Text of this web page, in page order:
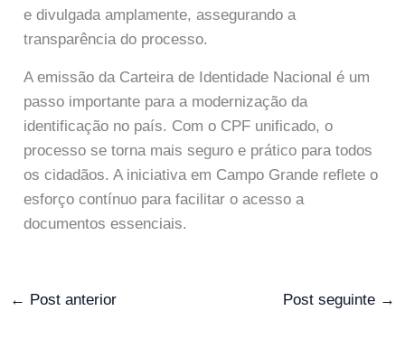
e divulgada amplamente, assegurando a
transparência do processo.
A emissão da Carteira de Identidade Nacional é um
passo importante para a modernização da
identificação no país. Com o CPF unificado, o
processo se torna mais seguro e prático para todos
os cidadãos. A iniciativa em Campo Grande reflete o
esforço contínuo para facilitar o acesso a
documentos essenciais.
← Post anterior Post seguinte →